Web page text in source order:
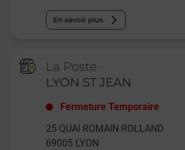
En savoir plus
La Poste
LYON ST JEAN
Fermeture Temporaire
25 QUAI ROMAIN ROLLAND
69005 LYON